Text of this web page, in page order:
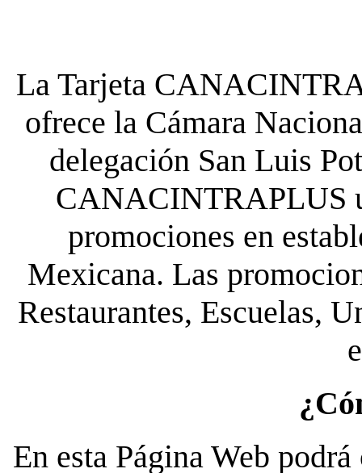
La Tarjeta
ofrece la Cámara
delegación San Luis
CANACINTRAPLUS
promociones en
Mexicana. Las
Restaurantes, Escuelas,
En esta Página Web